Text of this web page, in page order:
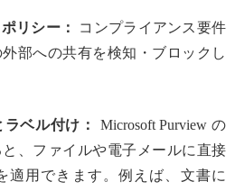
リシー：
コンプライアンス要件
部への共有を検知・ブロックし
ベル付け：
Microsoft Purview の
、ファイルや電子メールに直接
適用できます。例えば、文書に